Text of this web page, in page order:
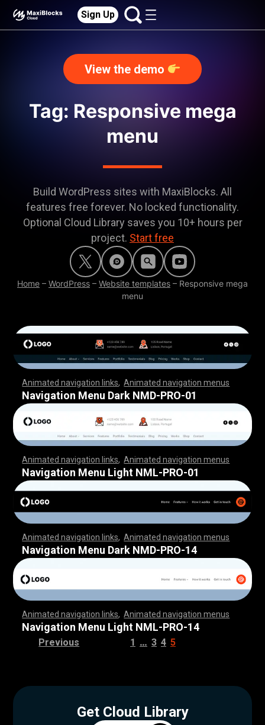
Sign Up
View the demo
Tag: Responsive mega
menu
Build WordPress sites with MaxiBlocks. All
features free forever. No locked functionality.
Optional Cloud Library saves you 10+ hours per
project. Start free
Home – WordPress – Website templates – Responsive mega
menu
Animated navigation links ,Animated navigation menus
,,,,,,,,,,,,,,,,,,,,,,,,,,,, ,,,,,,,,,,,,,,,,,,,,,,,,,,,,,,,
,,,,,,,,,,,,,,,,,,,,,,,,,,,, ,,,,,,,,,,,,,,,,,,,,,,,,,,,,,,,
,,,,,,,,,,,,,,,,
Navigation Menu Dark NMD-PRO-01
Animated navigation links ,Animated navigation menus
,,,,,,,,,,,,,,,,,,,,,,,,,,,, ,,,,,,,,,,,,,,,,,,,,,,,,,,,,,,,
,,,,,,,,,,,,,,,,,,,,,,,,,,,, ,,,,,,,,,,,,,,,,,,,,,,,,,,,,,,,
,,,,,,,,,,,,,,,,
Navigation Menu Light NML-PRO-01
Animated navigation links ,Animated navigation menus
,,,,,,,,,,,,,,,,,,,,,,,,,,,, ,,,,,,,,,,,,,,,,,,,,,,,,,,,,,,,
,,,,,,,,,,,,,,,,,,,,,,,,,,,, ,,,,,,,,,,,,,,,,,,,,,,,,,,,,,,,
,,,,,,,,,,,,,,,,
Navigation Menu Dark NMD-PRO-14
Animated navigation links ,Animated navigation menus
,,,,,,,,,,,,,,,,,,,,,,,,,,,, ,,,,,,,,,,,,,,,,,,,,,,,,,,,,,,,
,,,,,,,,,,,,,,,,,,,,,,,,,,,, ,,,,,,,,,,,,,,,,,,,,,,,,,,,,,,,
,,,,,,,,,,,,,,,,
Navigation Menu Light NML-PRO-14
Previous 1 … 3 4 5
Get Cloud Library